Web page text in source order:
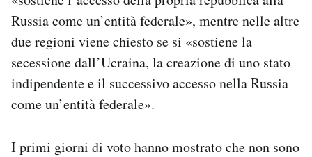
Russia come un’entità federale», mentre nelle altre
due regioni viene chiesto se si «sostiene la
secessione dall’Ucraina, la creazione di uno stato
indipendente e il successivo accesso nella Russia
come un’entità federale».
I primi giorni di voto hanno mostrato che non sono